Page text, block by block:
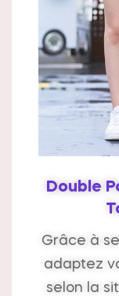
Double
Grâce à
adaptez
selon la